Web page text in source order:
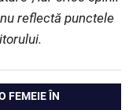
reflectă punctele
FEMEIE ÎN